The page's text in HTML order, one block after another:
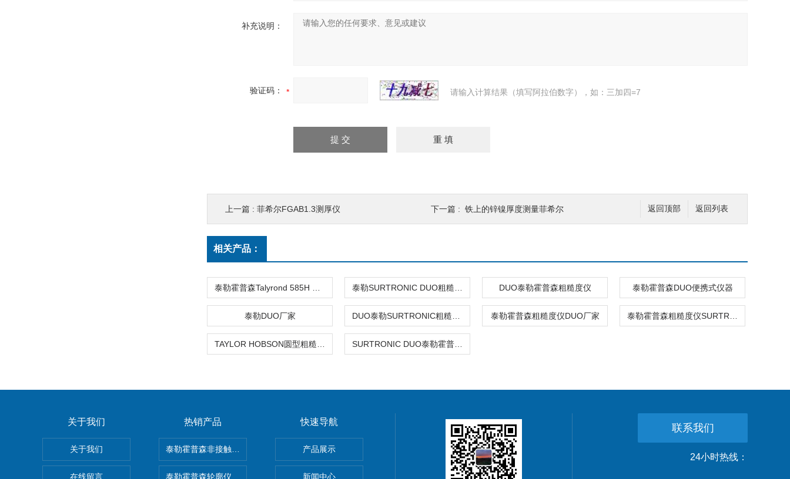
补充说明：
验证码： 请输入计算结果（填写阿拉伯数字），如：三加四=7
返回列表
返回顶部
上一篇 : 菲希尔FGAB1.3测厚仪 下一篇 : 铁上的锌镍厚度测量菲希尔
相关产品：
DUO泰勒霍普森粗糙度仪 泰勒霍普森DUO便携式仪器
泰勒DUO厂家 泰勒霍普森粗糙度仪DUO厂家
关于我们
关于我们
在线留言
热销产品
泰勒霍普森非接触式轮廓仪LUPHOScan 850 HD
泰勒霍普森轮廓仪|TAYLOR HOBSON
快速导航
产品展示
新闻中心
联系我们
24小时热线：